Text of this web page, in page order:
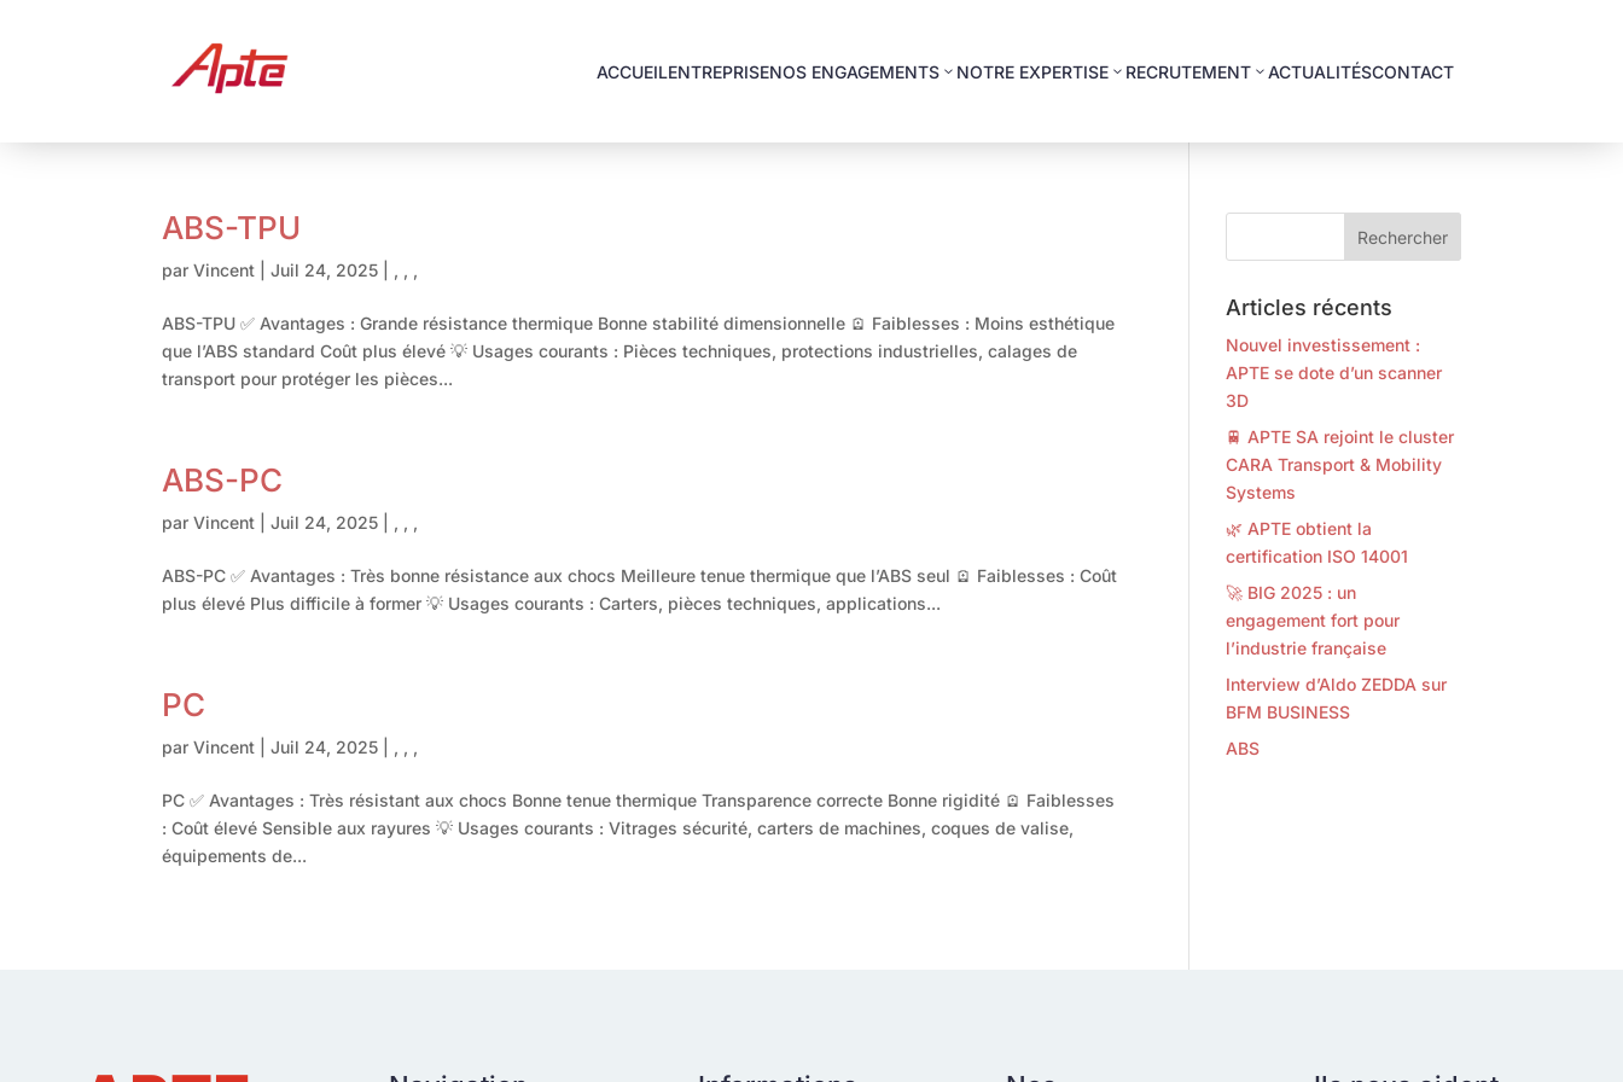
ACCUEILENTREPRISENOS ENGAGEMENTS NOTRE EXPERTISE RECRUTEMENT ACTUALITÉSCONTACT
ABS-TPU
parVincent |Juil 24, 2025 , , ,
ABS-TPU ✅ Avantages : Grande résistance thermique Bonne stabilité dimensionnelle 🪫 Faiblesses : Moins esthétique
que l’ABS standard Coût plus élevé 💡 Usages courants : Pièces techniques, protections industrielles, calages de
transport pour protéger les pièces...
ABS-PC
parVincent |Juil 24, 2025 , , ,
ABS-PC ✅ Avantages : Très bonne résistance aux chocs Meilleure tenue thermique que l’ABS seul 🪫 Faiblesses : Coût
plus élevé Plus difficile à former 💡 Usages courants : Carters, pièces techniques, applications...
PC
parVincent |Juil 24, 2025 , , ,
PC ✅ Avantages : Très résistant aux chocs Bonne tenue thermique Transparence correcte Bonne rigidité 🪫 Faiblesses
: Coût élevé Sensible aux rayures 💡 Usages courants : Vitrages sécurité, carters de machines, coques de valise,
équipements de...
Articles récents
Nouvel investissement :
APTE se dote d’un scanner
3D
🚆 APTE SA rejoint le cluster
CARA Transport & Mobility
Systems
🌿 APTE obtient la
certification ISO 14001
🚀 BIG 2025 : un
engagement fort pour
l’industrie française
Interview d’Aldo ZEDDA sur
BFM BUSINESS
ABS